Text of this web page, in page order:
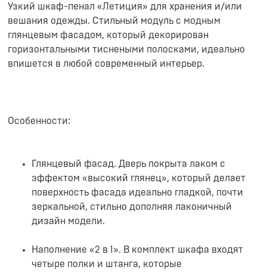
Узкий шкаф-пенал «Летиция» для хранения и/или
вешания одежды. Стильный модуль с модным
глянцевым фасадом, который декорирован
горизонтальными тиснеными полосками, идеально
впишется в любой современный интерьер.
Особенности:
Глянцевый фасад. Дверь покрыта лаком с
эффектом «высокий глянец», который делает
поверхность фасада идеально гладкой, почти
зеркальной, стильно дополняя лаконичный
дизайн модели.
Наполнение «2 в 1». В комплект шкафа входят
четыре полки и штанга, которые